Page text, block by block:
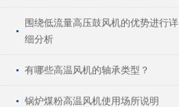
围绕低流量高压鼓风机的优势进行详
细分析
有哪些高温风机的轴承类型？
锅炉煤粉高温风机使用场所说明